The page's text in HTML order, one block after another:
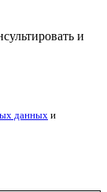
и
данных и